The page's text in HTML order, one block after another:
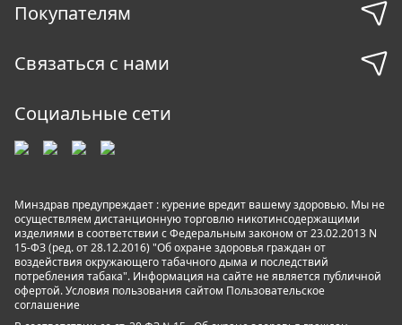
Покупателям
Связаться с нами
Социальные сети
Минздрав предупреждает : курение вредит вашему здоровью. Мы не
осуществляем дистанционную торговлю никотинсодержащими
изделиями в соответствии с Федеральным законом от 23.02.2013 N
15-ФЗ (ред. от 28.12.2016) "Об охране здоровья граждан от
воздействия окружающего табачного дыма и последствий
потребления табака". Информация на сайте не является публичной
офертой. Условия пользования сайтом Пользовательское
соглашение